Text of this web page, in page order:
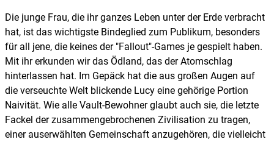
Die junge Frau, die ihr ganzes Leben unter der Erde verbracht
hat, ist das wichtigste Bindeglied zum Publikum, besonders
für all jene, die keines der "Fallout"-Games je gespielt haben.
Mit ihr erkunden wir das Ödland, das der Atomschlag
hinterlassen hat. Im Gepäck hat die aus großen Augen auf
die verseuchte Welt blickende Lucy eine gehörige Portion
Naivität. Wie alle Vault-Bewohner glaubt auch sie, die letzte
Fackel der zusammengebrochenen Zivilisation zu tragen,
einer auserwählten Gemeinschaft anzugehören, die vielleicht